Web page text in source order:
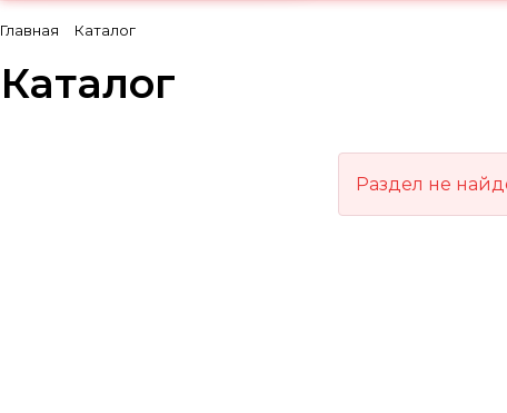
Главная Каталог
Каталог
Раздел не